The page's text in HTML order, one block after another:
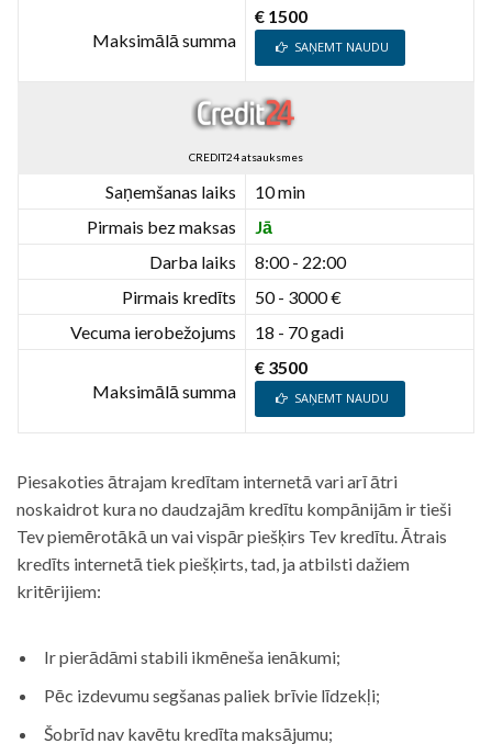
Maksimālā summa
€ 1500
SAŅEMT NAUDU
CREDIT24 atsauksmes
Saņemšanas laiks
10 min
Pirmais bez maksas
Jā
Darba laiks
8:00 - 22:00
Pirmais kredīts
50 - 3000 €
Vecuma ierobežojums
18 - 70 gadi
Maksimālā summa
€ 3500
SAŅEMT NAUDU
Piesakoties ātrajam kredītam internetā vari arī ātri
noskaidrot kura no daudzajām kredītu kompānijām ir tieši
Tev piemērotākā un vai vispār piešķirs Tev kredītu. Ātrais
kredīts internetā tiek piešķirts, tad, ja atbilsti dažiem
kritērijiem:
Ir pierādāmi stabili ikmēneša ienākumi;
Pēc izdevumu segšanas paliek brīvie līdzekļi;
Šobrīd nav kavētu kredīta maksājumu;